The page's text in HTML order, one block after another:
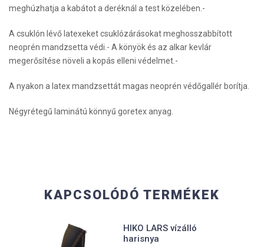
meghúzhatja a kabátot a deréknál a test közelében.-
A csuklón lévő latexeket csuklózárásokat meghosszabbított
neoprén mandzsetta védi.- A könyök és az alkar kevlár
megerősítése növeli a kopás elleni védelmet.-
A nyakon a latex mandzsettát magas neoprén védőgallér borítja.
Négyrétegű laminátú könnyű goretex anyag.
KAPCSOLÓDÓ TERMÉKEK
HIKO LARS vízálló
harisnya